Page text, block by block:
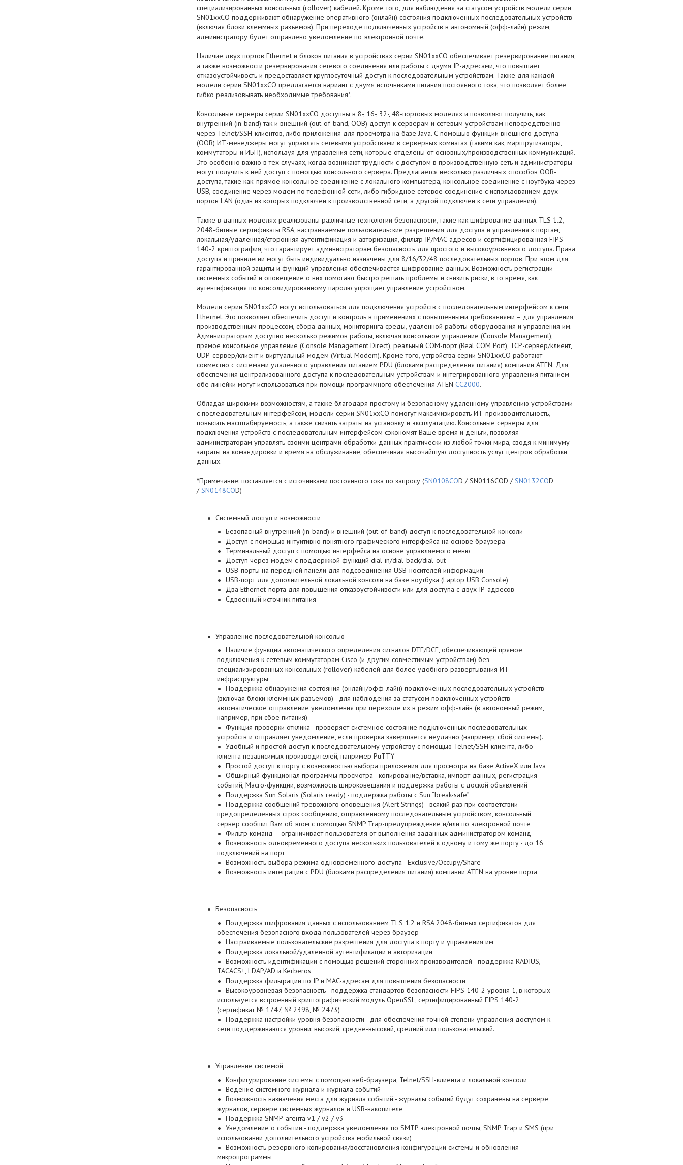
специализированных консольных (rollover) кабелей. Кроме того, для наблюдения за статусом устройств модели серии
SN01xxCO поддерживают обнаружение оперативного (онлайн) состояния подключенных последовательных устройств
(включая блоки клеммных разъемов). При переходе подключенных устройств в автономный (офф-лайн) режим,
администратору будет отправлено уведомление по электронной почте.
Наличие двух портов Ethernet и блоков питания в устройствах серии SN01xxCO обеспечивает резервирование питания,
а также возможности резервирования сетевого соединения или работы с двумя IP-адресами, что повышает
отказоустойчивость и предоставляет круглосуточный доступ к последовательным устройствам. Также для каждой
модели серии SN01xxCO предлагается вариант с двумя источниками питания постоянного тока, что позволяет более
гибко реализовывать необходимые требования*.
Консольные серверы серии SN01xxCO доступны в 8-, 16-, 32-, 48-портовых моделях и позволяют получить, как
внутренний (in-band) так и внешний (out-of-band, OOB) доступ к серверам и сетевым устройствам непосредственно
через Telnet/SSH-клиентов, либо приложения для просмотра на базе Java. С помощью функции внешнего доступа
(OOB) ИТ-менеджеры могут управлять сетевыми устройствами в серверных комнатах (такими как, маршрутизаторы,
коммутаторы и ИБП), используя для управления сети, которые отделены от основных/производственных коммуникаций.
Это особенно важно в тех случаях, когда возникают трудности с доступом в производственную сеть и администраторы
могут получить к ней доступ с помощью консольного сервера. Предлагается несколько различных способов OOB-
доступа, такие как: прямое консольное соединение с локального компьютера, консольное соединение с ноутбука через
USB, соединение через модем по телефонной сети, либо гибридное сетевое соединение с использованием двух
портов LAN (один из которых подключен к производственной сети, а другой подключен к сети управления).
Также в данных моделях реализованы различные технологии безопасности, такие как шифрование данных TLS 1.2,
2048-битные сертификаты RSA, настраиваемые пользовательские разрешения для доступа и управления к портам,
локальная/удаленная/сторонняя аутентификация и авторизация, фильтр IP/MAC-адресов и сертифицированная FIPS
140-2 криптография, что гарантирует администраторам безопасность для простого и высокоуровневого доступа. Права
доступа и привилегии могут быть индивидуально назначены для 8/16/32/48 последовательных портов. При этом для
гарантированной защиты и функций управления обеспечивается шифрование данных. Возможность регистрации
системных событий и оповещение о них помогают быстро решать проблемы и снизить риски, в то время, как
аутентификация по консолидированному паролю упрощает управление устройством.
Модели серии SN01xxCO могут использоваться для подключения устройств с последовательным интерфейсом к сети
Ethernet. Это позволяет обеспечить доступ и контроль в применениях с повышенными требованиями – для управления
производственным процессом, сбора данных, мониторинга среды, удаленной работы оборудования и управления им.
Администраторам доступно несколько режимов работы, включая консольное управление (Console Management),
прямое консольное управление (Console Management Direct), реальный COM-порт (Real COM Port), TCP-сервер/клиент,
UDP-сервер/клиент и виртуальный модем (Virtual Modem). Кроме того, устройства серии SN01xxCO работают
совместно с системами удаленного управления питанием PDU (блоками распределения питания) компании ATEN. Для
обеспечения централизованного доступа к последовательным устройствам и интегрированного управления питанием
обе линейки могут использоваться при помощи программного обеспечения ATEN CC2000.
Обладая широкими возможностям, а также благодаря простому и безопасному удаленному управлению устройствами
с последовательным интерфейсом, модели серии SN01xxCO помогут максимизировать ИТ-производительность,
повысить масштабируемость, а также снизить затраты на установку и эксплуатацию. Консольные серверы для
подключения устройств с последовательным интерфейсом сэкономят Ваше время и деньги, позволяя
администраторам управлять своими центрами обработки данных практически из любой точки мира, сводя к минимуму
затраты на командировки и время на обслуживание, обеспечивая высочайшую доступность услуг центров обработки
данных.
*Примечание: поставляется с источниками постоянного тока по запросу (SN0108COD / SN0116COD /SN0132COD
/SN0148COD)
Системный доступ и возможности
Безопасный внутренний (in-band) и внешний (out-of-band) доступ к последовательной консоли
Доступ с помощью интуитивно понятного графического интерфейса на основе браузера
Терминальный доступ с помощью интерфейса на основе управляемого меню
Доступ через модем с поддержкой функций dial-in/dial-back/dial-out
USB-порты на передней панели для подсоединения USB-носителей информации
USB-порт для дополнительной локальной консоли на базе ноутбука (Laptop USB Console)
Два Ethernet-порта для повышения отказоустойчивости или для доступа с двух IP-адресов
Сдвоенный источник питания
Управление последовательной консолью
Наличие функции автоматического определения сигналов DTE/DCE, обеспечивающей прямое
подключения к сетевым коммутаторам Cisco (и другим совместимым устройствам) без
специализированных консольных (rollover) кабелей для более удобного развертывания ИТ-
инфраструктуры
Поддержка обнаружения состояния (онлайн/офф-лайн) подключенных последовательных устройств
(включая блоки клеммных разъемов) - для наблюдения за статусом подключенных устройств
автоматическое отправление уведомления при переходе их в режим офф-лайн (в автономный режим,
например, при сбое питания)
Функция проверки отклика - проверяет системное состояние подключенных последовательных
устройств и отправляет уведомление, если проверка завершается неудачно (например, сбой системы).
Удобный и простой доступ к последовательному устройству с помощью Telnet/SSH-клиента, либо
клиента независимых производителей, например PuTTY
Простой доступ к порту с возможностью выбора приложения для просмотра на базе ActiveX или Java
Обширный функционал программы просмотра - копирование/вставка, импорт данных, регистрация
событий, Macro-функции, возможность широковещания и поддержка работы с доской объявлений
Поддержка Sun Solaris (Solaris ready) - поддержка работы с Sun “break-safe”
Поддержка сообщений тревожного оповещения (Alert Strings) - всякий раз при соответствии
предопределенных строк сообщению, отправленному последовательным устройством, консольный
сервер сообщит Вам об этом с помощью SNMP Trap-предупреждение и/или по электронной почте
Фильтр команд – ограничивает пользователя от выполнения заданных администратором команд
Возможность одновременного доступа нескольких пользователей к одному и тому же порту - до 16
подключений на порт
Возможность выбора режима одновременного доступа - Exclusive/Occupy/Share
Возможность интеграции с PDU (блоками распределения питания) компании ATEN на уровне порта
Безопасность
Поддержка шифрования данных с использованием TLS 1.2 и RSA 2048-битных сертификатов для
обеспечения безопасного входа пользователей через браузер
Настраиваемые пользовательские разрешения для доступа к порту и управления им
Поддержка локальной/удаленной аутентификации и авторизации
Возможность идентификации с помощью решений сторонних производителей - поддержка RADIUS,
TACACS+, LDAP/AD и Kerberos
Поддержка фильтрации по IP и MAC-адресам для повышения безопасности
Высокоуровневая безопасность - поддержка стандартов безопасности FIPS 140-2 уровня 1, в которых
используется встроенный криптографический модуль OpenSSL, сертифицированный FIPS 140-2
(сертификат № 1747, № 2398, № 2473)
Поддержка настройки уровня безопасности - для обеспечения точной степени управления доступом к
сети поддерживаются уровни: высокий, средне-высокий, средний или пользовательский.
Управление системой
Конфигурирование системы с помощью веб-браузера, Telnet/SSH-клиента и локальной консоли
Ведение системного журнала и журнала событий
Возможность назначения места для журнала событий - журналы событий будут сохранены на сервере
журналов, сервере системных журналов и USB-накопителе
Поддержка SNMP-агента v1 / v2 / v3
Уведомление о событии - поддержка уведомления по SMTP электронной почты, SNMP Trap и SMS (при
использовании дополнительного устройства мобильной связи)
Возможность резервного копирования/восстановления конфигурации системы и обновления
микропрограммы